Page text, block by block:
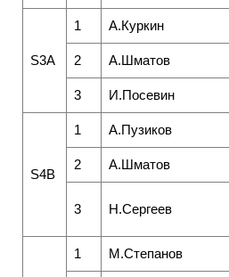
S3A
1 А.Куркин
2 А.Шматов
3 И.Посевин
S4B
1 А.Пузиков
2 А.Шматов
3 H.Сергеев
1 М.Степанов